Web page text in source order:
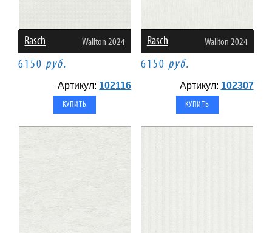
Rasch Wallton 2024
6150 руб.
Артикул: 102116
Rasch Wallton 2024
6150 руб.
Артикул: 102307